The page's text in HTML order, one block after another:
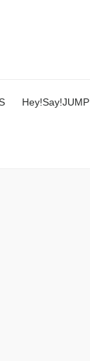
Hey!Say!JUMP